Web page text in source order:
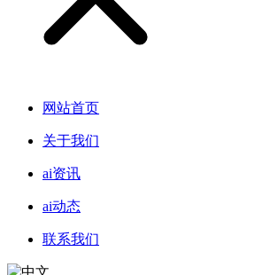
网站首页
关于我们
ai资讯
ai动态
联系我们